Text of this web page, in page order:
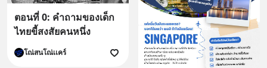
ตอนที่ 0: คําถามของเด็ก
ไทยขี้สงสัยคนหนึ่ง
โณ่สนโณ่เเคร์